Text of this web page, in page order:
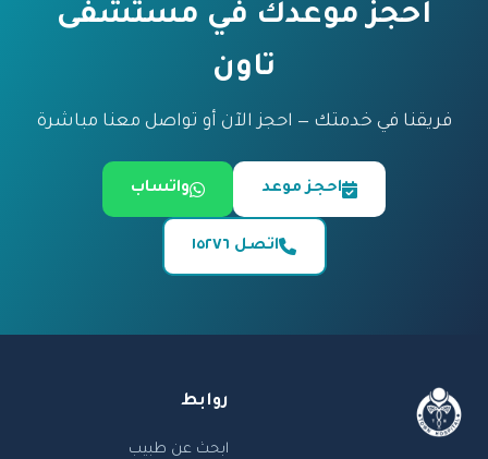
احجز موعدك في مستشفى
تاون
فريقنا في خدمتك — احجز الآن أو تواصل معنا مباشرة
احجز موعد واتساب
اتصل ١٥٢٧٦
روابط
ابحث عن طبيب